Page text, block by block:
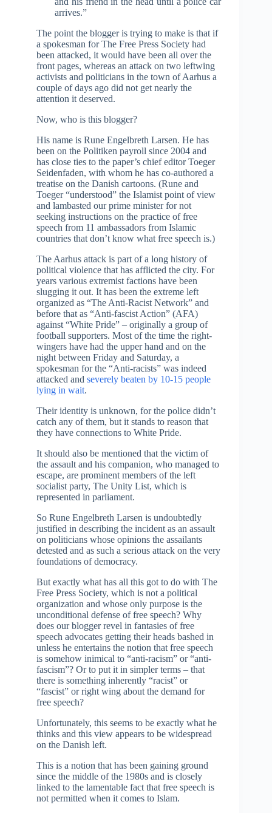
arrives.”
The point the blogger is trying to make is that if
a spokesman for The Free Press Society had
been attacked, it would have been all over the
front pages, whereas an attack on two leftwing
activists and politicians in the town of Aarhus a
couple of days ago did not get nearly the
attention it deserved.
Now, who is this blogger?
His name is Rune Engelbreth Larsen. He has
been on the Politiken payroll since 2004 and
has close ties to the paper’s chief editor Toeger
Seidenfaden, with whom he has co-authored a
treatise on the Danish cartoons. (Rune and
Toeger “understood” the Islamist point of view
and lambasted our prime minister for not
seeking instructions on the practice of free
speech from 11 ambassadors from Islamic
countries that don’t know what free speech is.)
The Aarhus attack is part of a long history of
political violence that has afflicted the city. For
years various extremist factions have been
slugging it out. It has been the extreme left
organized as “The Anti-Racist Network” and
before that as “Anti-fascist Action” (AFA)
against “White Pride” – originally a group of
football supporters. Most of the time the right-
wingers have had the upper hand and on the
night between Friday and Saturday, a
spokesman for the “Anti-racists” was indeed
attacked and severely beaten by 10-15 people
lying in wait.
Their identity is unknown, for the police didn’t
catch any of them, but it stands to reason that
they have connections to White Pride.
It should also be mentioned that the victim of
the assault and his companion, who managed to
escape, are prominent members of the left
socialist party, The Unity List, which is
represented in parliament.
So Rune Engelbreth Larsen is undoubtedly
justified in describing the incident as an assault
on politicians whose opinions the assailants
detested and as such a serious attack on the very
foundations of democracy.
But exactly what has all this got to do with The
Free Press Society, which is not a political
organization and whose only purpose is the
unconditional defense of free speech? Why
does our blogger revel in fantasies of free
speech advocates getting their heads bashed in
unless he entertains the notion that free speech
is somehow inimical to “anti-racism” or “anti-
fascism”? Or to put it in simpler terms – that
there is something inherently “racist” or
“fascist” or right wing about the demand for
free speech?
Unfortunately, this seems to be exactly what he
thinks and this view appears to be widespread
on the Danish left.
This is a notion that has been gaining ground
since the middle of the 1980s and is closely
linked to the lamentable fact that free speech is
not permitted when it comes to Islam.